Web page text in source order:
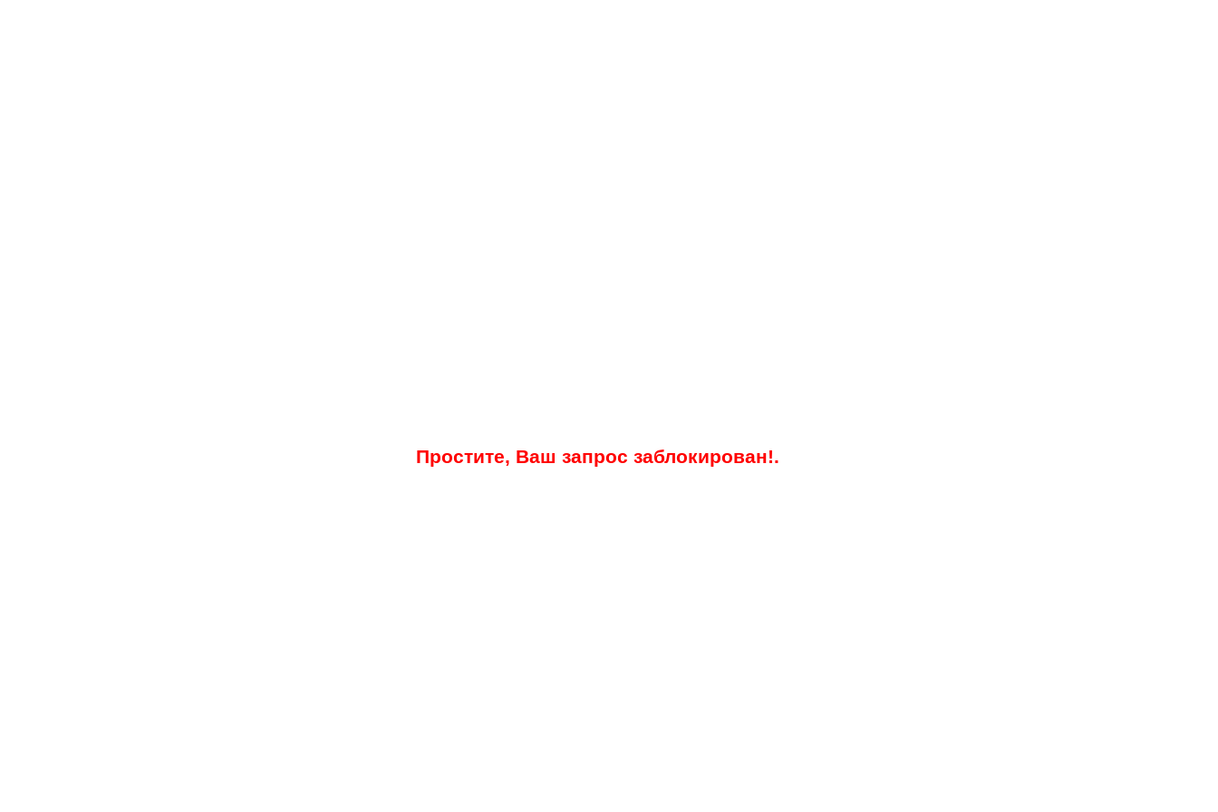
Простите, Ваш запрос заблокирован!.